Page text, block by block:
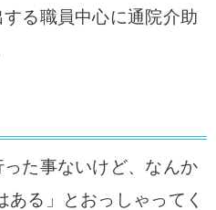
る職員中心に通院介助
た事ないけど、なんか
る」とおっしゃってく